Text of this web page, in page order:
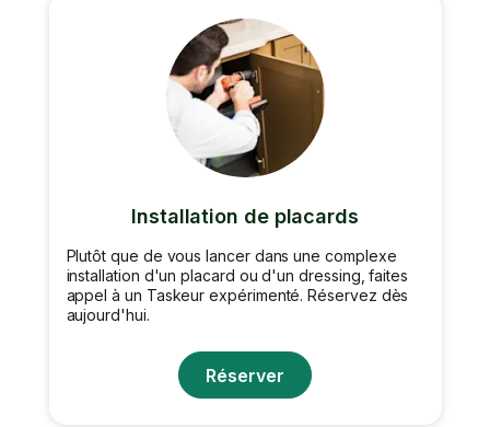
Installation de placards
Plutôt que de vous lancer dans une complexe
installation d'un placard ou d'un dressing, faites
appel à un Taskeur expérimenté. Réservez dès
aujourd'hui.
Réserver